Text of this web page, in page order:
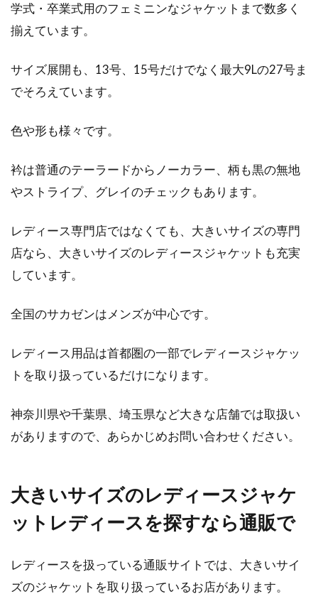
ワッペンは、無地のカバンやシャツにつけても
学式・卒業式用のフェミニンなジャケットまで数多く
揃えています。
サイズ展開も、13号、15号だけでなく最大9Lの27号ま
でそろえています。
色や形も様々です。
衿は普通のテーラードからノーカラー、柄も黒の無地
やストライプ、グレイのチェックもあります。
レディース専門店ではなくても、大きいサイズの専門
店なら、大きいサイズのレディースジャケットも充実
しています。
全国のサカゼンはメンズが中心です。
レディース用品は首都圏の一部でレディースジャケッ
トを取り扱っているだけになります。
神奈川県や千葉県、埼玉県など大きな店舗では取扱い
がありますので、あらかじめお問い合わせください。
大きいサイズのレディースジャケ
ットレディースを探すなら通販で
レディースを扱っている通販サイトでは、大きいサイ
ズのジャケットを取り扱っているお店があります。